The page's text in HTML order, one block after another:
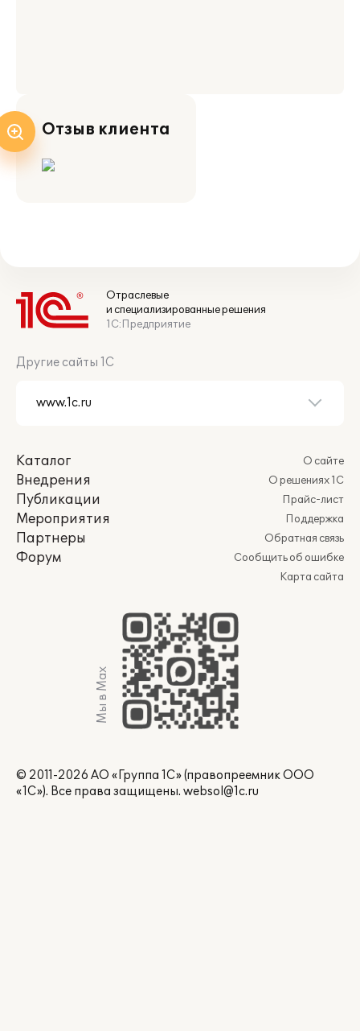
Отзыв клиента
Отраслевые
и специализированные решения
1С:Предприятие
Другие сайты 1С
Каталог
Внедрения
Публикации
Мероприятия
Партнеры
Форум
О сайте
О решениях 1С
Прайс-лист
Поддержка
Обратная связь
Сообщить об ошибке
Карта сайта
Мы в Max
© 2011-2026 АО «Группа 1С» (правопреемник ООО
«1С»). Все права защищены. websol@1c.ru